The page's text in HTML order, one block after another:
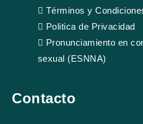
Términos y
Politica de Privacidad
Pronunciamiento en
sexual (ESNNA)
Contacto